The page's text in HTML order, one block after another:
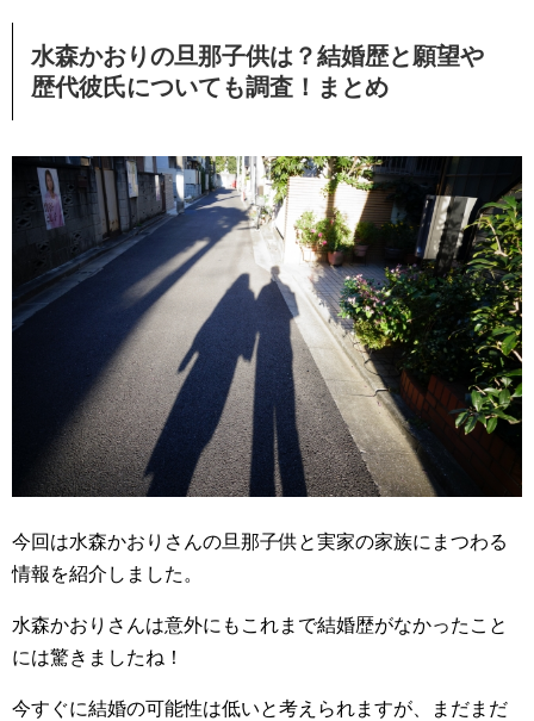
水森かおりの旦那子供は？結婚歴と願望や
歴代彼氏についても調査！まとめ
今回は水森かおりさんの旦那子供と実家の家族にまつわる
情報を紹介しました。
水森かおりさんは意外にもこれまで結婚歴がなかったこと
には驚きましたね！
今すぐに結婚の可能性は低いと考えられますが、まだまだ